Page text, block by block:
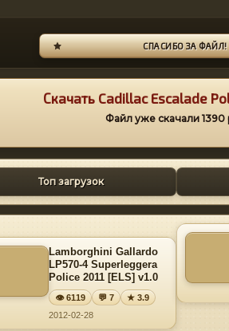
СПАСИБО ЗА ФАЙЛ!
Скачать Cadillac Escalade
Файл уже скачали 1390
Топ загрузок
Lamborghini Gallardo
LP570-4 Superleggera
Police 2011 [ELS] v1.0
👁 6119 💬 7
★ 3.9
2012-02-28